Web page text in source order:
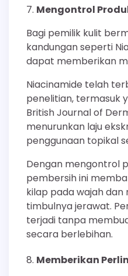
Mengontrol
Bagi pemilik kulit
kandungan seperti
dapat memberikan
Niacinamide telah
penelitian, termasuk
British Journal of
menurunkan laju
penggunaan topikal
Dengan mengontrol
pembersih ini
kilap pada wajah
timbulnya jerawat.
terjadi tanpa
secara berlebihan.
Memberikan